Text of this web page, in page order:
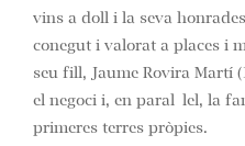
vins a doll i la seva
conegut i valorat a places i
seu fill, Jaume Rovira Martí
el negoci i, en paral·lel, la
primeres terres pròpies.